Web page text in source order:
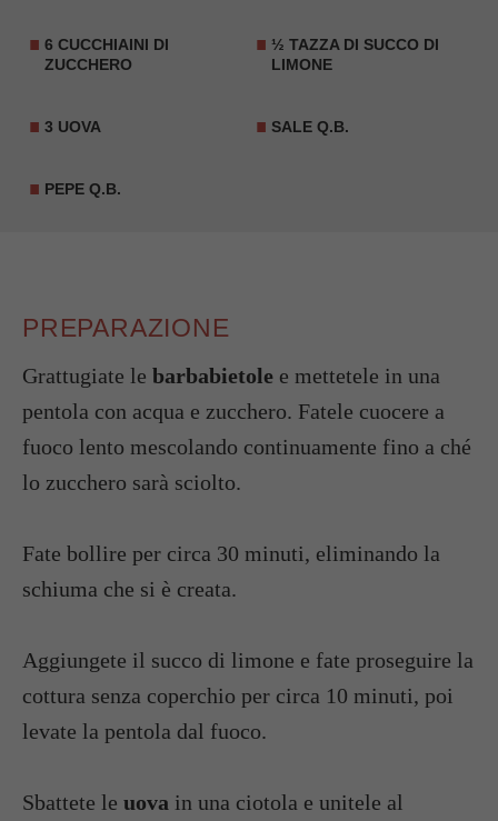
6 CUCCHIAINI DI
ZUCCHERO
½ TAZZA DI SUCCO DI
LIMONE
3 UOVA SALE Q.B.
PEPE Q.B.
PREPARAZIONE
Grattugiate le barbabietole e mettetele in una
pentola con acqua e zucchero. Fatele cuocere a
fuoco lento mescolando continuamente fino a ché
lo zucchero sarà sciolto.
Fate bollire per circa 30 minuti, eliminando la
schiuma che si è creata.
Aggiungete il succo di limone e fate proseguire la
cottura senza coperchio per circa 10 minuti, poi
levate la pentola dal fuoco.
Sbattete le uova in una ciotola e unitele al